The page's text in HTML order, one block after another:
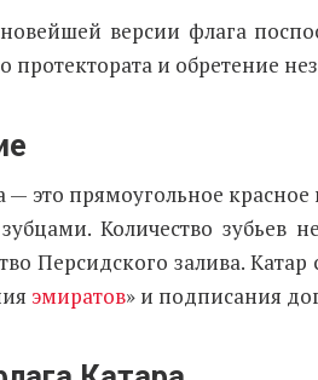
версии флага
протектората и обретение
— это прямоугольное
Количество зубьев
Персидского залива.
эмиратов» и подписания